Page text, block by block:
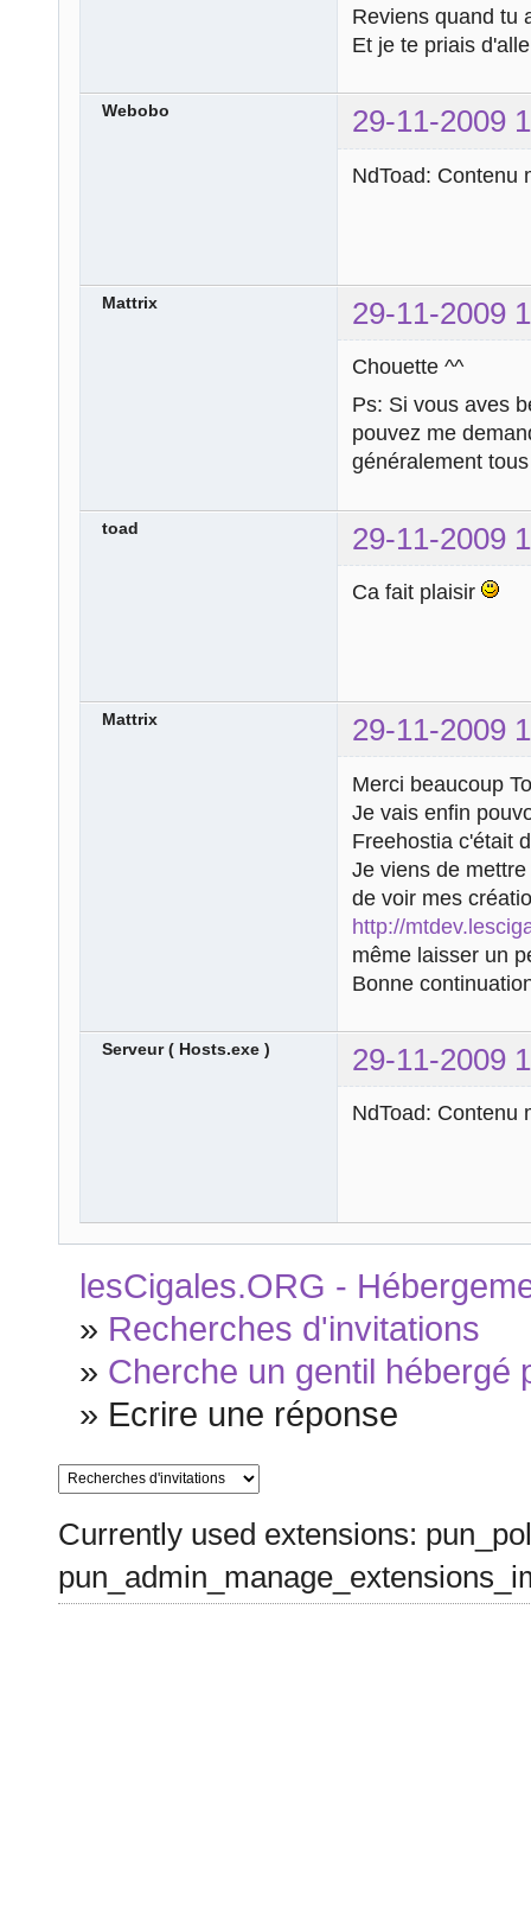
Reviens quand tu
Et je te priais
Webobo 29-11-2009
NdToad: Contenu
Mattrix 29-11-2009
Chouette ^^
Ps: Si vous aves
pouvez me
généralement
toad 29-11-2009
Ca fait plaisir
Mattrix 29-11-2009
Merci beaucoup
Je vais enfin
Freehostia c'était
Je viens de
de voir mes
http://
même laisser un
Bonne
Serveur ( Hosts.exe ) 29-11-2009
NdToad: Contenu
lesCigales.ORG -
» Recherches d'invitations
» Cherche un gentil hébergé
» Ecrire une réponse
Currently used extensions: